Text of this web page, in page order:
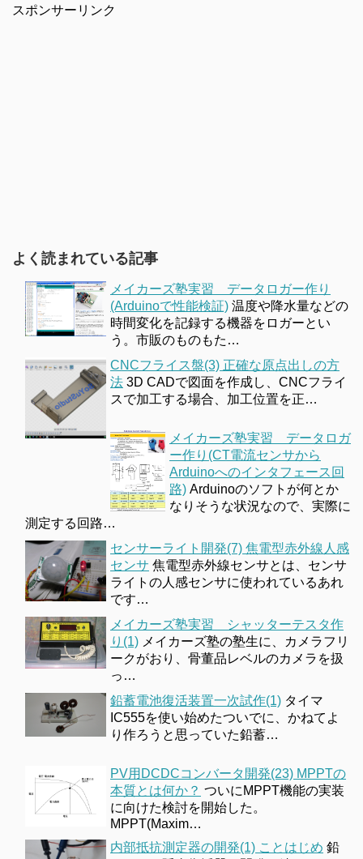
スポンサーリンク
よく読まれている記事
メイカーズ塾実習 データロガー作り
(Arduinoで性能検証) 温度や降水量などの
時間変化を記録する機器をロガーとい
う。市販のものもた…
CNCフライス盤(3) 正確な原点出しの方
法 3D CADで図面を作成し、CNCフライ
スで加工する場合、加工位置を正…
メイカーズ塾実習 データロガ
ー作り(CT電流センサから
Arduinoへのインタフェース回
路) Arduinoのソフトが何とか
なりそうな状況なので、実際に
測定する回路…
センサーライト開発(7) 焦電型赤外線人感
センサ 焦電型赤外線センサとは、センサ
ライトの人感センサに使われているあれ
です…
メイカーズ塾実習 シャッターテスタ作
り(1) メイカーズ塾の塾生に、カメラフリ
ークがおり、骨董品レベルのカメラを扱
っ…
鉛蓄電池復活装置一次試作(1) タイマ
IC555を使い始めたついでに、かねてよ
り作ろうと思っていた鉛蓄…
PV用DCDCコンバータ開発(23) MPPTの
本質とは何か？ ついにMPPT機能の実装
に向けた検討を開始した。
MPPT(Maxim…
内部抵抗測定器の開発(1) ことはじめ 鉛